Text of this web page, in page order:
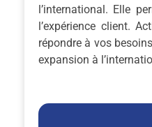
l’international. Elle
l’expérience client.
répondre à vos
expansion à